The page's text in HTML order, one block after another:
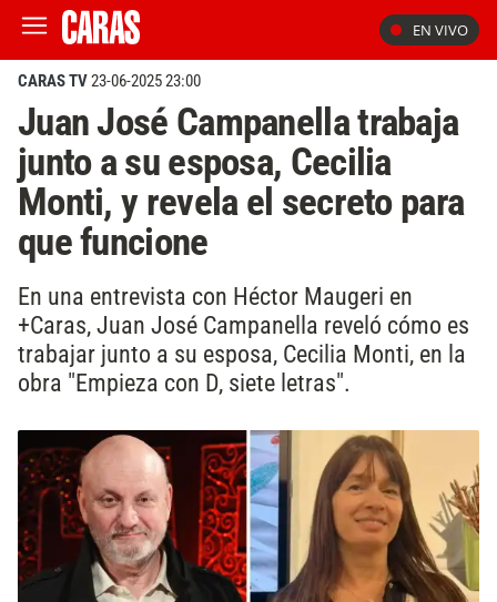
EN VIVO
CARAS TV23-06-2025 23:00
Juan José Campanella trabaja
junto a su esposa, Cecilia
Monti, y revela el secreto para
que funcione
En una entrevista con Héctor Maugeri en
+Caras, Juan José Campanella reveló cómo es
trabajar junto a su esposa, Cecilia Monti, en la
obra "Empieza con D, siete letras".